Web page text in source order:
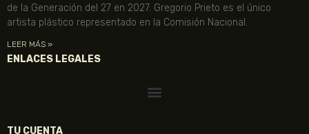
de la Generación del 27 en 2027. Gregorio Prieto es el único
artista plástico representado en la Comisión Nacional.
LEER MÁS »
ENLACES LEGALES
TU CUENTA